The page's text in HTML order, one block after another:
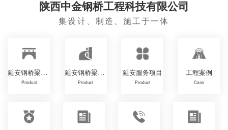
陕西中金钢桥工程科技有限公司
集设计、制造、施工于一体
延安钢桥梁详图设计
Product
延安钢桥梁工程
Product
延安服务项目
Product
工程案例
Case